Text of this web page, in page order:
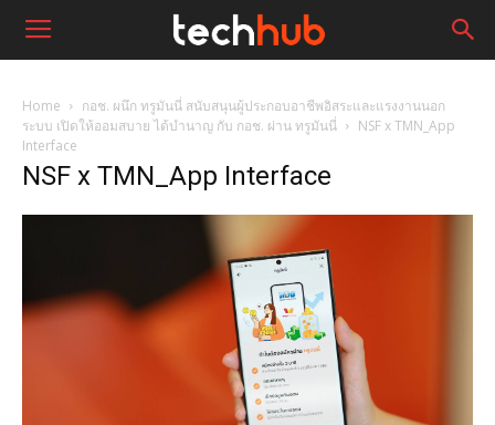
Home
กอช. ผนึก ทรูมันนี่ สนับสนุนผู้ประกอบอาชีพอิสระและแรงงานนอก
ระบบ เปิดให้ออมสบาย ได้บำนาญ กับ กอช. ผ่าน ทรูมันนี่
NSF x TMN_App
Interface
NSF x TMN_App Interface